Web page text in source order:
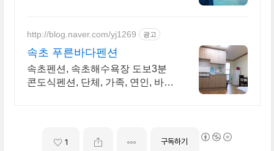
http://blog.naver.com/yj1269 광고
속초 푸른바다펜션
속초펜션, 속초해수욕장 도보3분
콘도식펜션, 단체, 가족, 연인, 바베
1 구독하기